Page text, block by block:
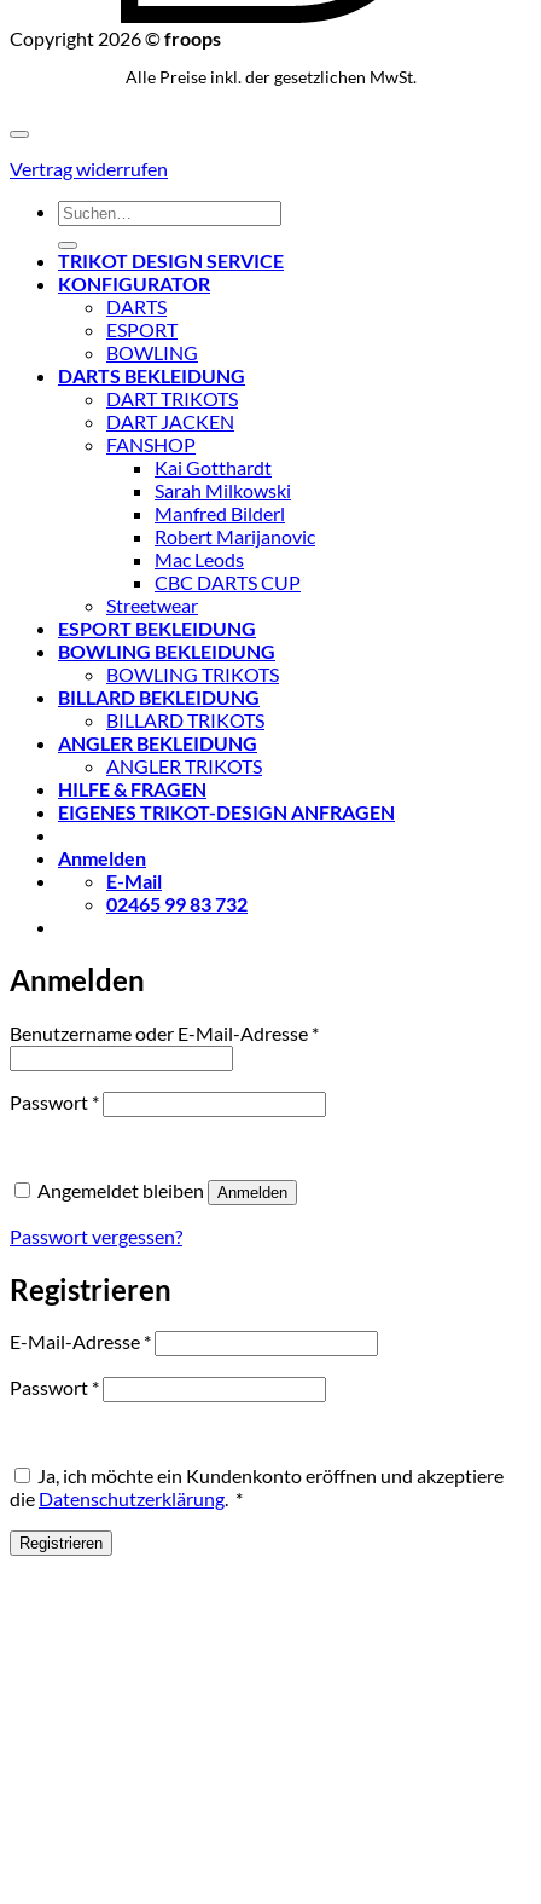
Copyright 2026 ©froops
Alle Preise inkl. der gesetzlichen MwSt.
Vertrag widerrufen
Suchen
nach:
TRIKOT DESIGN SERVICE
KONFIGURATOR
DARTS
ESPORT
BOWLING
DARTS BEKLEIDUNG
DART TRIKOTS
DART JACKEN
FANSHOP
Kai Gotthardt
Sarah Milkowski
Manfred Bilderl
Robert Marijanovic
Mac Leods
CBC DARTS CUP
Streetwear
ESPORT BEKLEIDUNG
BOWLING BEKLEIDUNG
BOWLING TRIKOTS
BILLARD BEKLEIDUNG
BILLARD TRIKOTS
ANGLER BEKLEIDUNG
ANGLER TRIKOTS
HILFE & FRAGEN
EIGENES TRIKOT-DESIGN ANFRAGEN
Anmelden
E-Mail
02465 99 83 732
Anmelden
Benutzername oder E-Mail-Adresse *Erforderlich
Passwort *Erforderlich
Angemeldet bleiben Anmelden
Passwort vergessen?
Registrieren
E-Mail-Adresse *Erforderlich
Passwort *Erforderlich
Ja, ich möchte ein Kundenkonto eröffnen und akzeptiere
die Datenschutzerklärung. *Erforderlich
Registrieren